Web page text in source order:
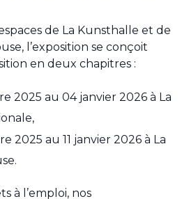
de La Kunsthalle et de
l’exposition se conçoit
en deux chapitres :
2025 au 04 janvier 2026 à La
2025 au 11 janvier 2026 à La
à l’emploi, nos